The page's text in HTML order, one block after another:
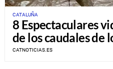
CATALUÑA
8 Espectaculares
de los caudales de
CATNOTICIAS.ES